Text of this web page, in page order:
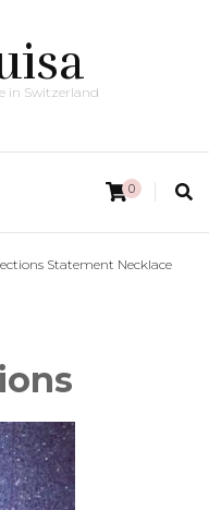
in Switzerland
0
Statement Necklace